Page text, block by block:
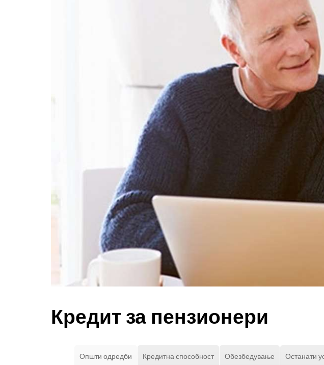
Кредит за пензионери
Општи одредби Кредитна способност Обезбедување Останати